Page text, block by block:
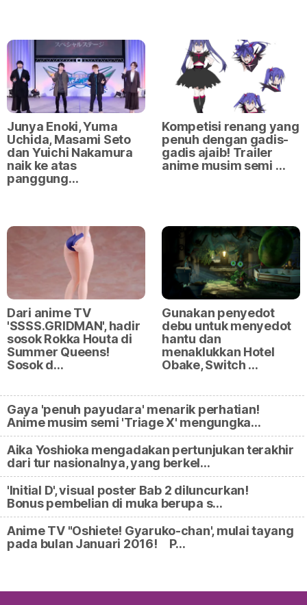
Junya Enoki, Yuma
Uchida, Masami Seto
dan Yuichi Nakamura
naik ke atas
panggung…
Kompetisi renang yang
penuh dengan gadis-
gadis ajaib! Trailer
anime musim semi …
Dari anime TV
'SSSS.GRIDMAN', hadir
sosok Rokka Houta di
Summer Queens!
Sosok d…
Gunakan penyedot
debu untuk menyedot
hantu dan
menaklukkan Hotel
Obake, Switch …
Gaya 'penuh payudara' menarik perhatian!
Anime musim semi 'Triage X' mengungka…
Aika Yoshioka mengadakan pertunjukan terakhir
dari tur nasionalnya, yang berkel…
'Initial D', visual poster Bab 2 diluncurkan!
Bonus pembelian di muka berupa s…
Anime TV "Oshiete! Gyaruko-chan', mulai tayang
pada bulan Januari 2016! P…